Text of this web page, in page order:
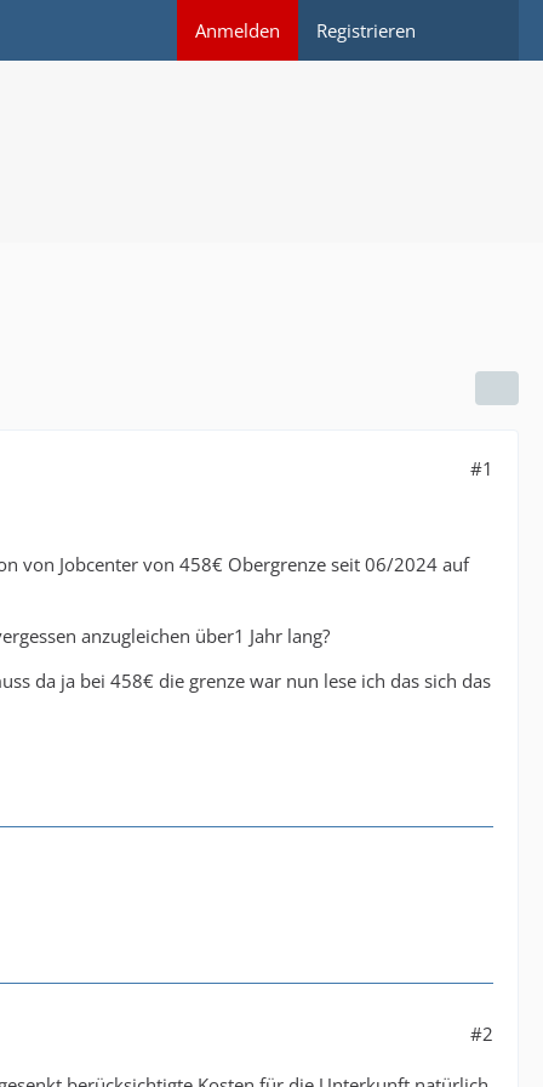
Anmelden Registrieren
#1
von Jobcenter von 458€ Obergrenze seit 06/2024 auf
anzugleichen über1 Jahr lang?
da ja bei 458€ die grenze war nun lese ich das sich das
#2